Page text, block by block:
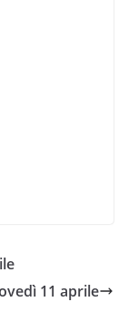
11 aprile